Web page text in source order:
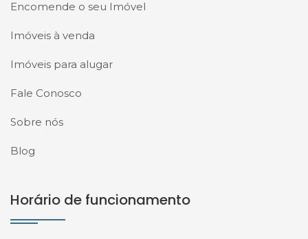
Encomende o seu Imóvel
Imóveis à venda
Imóveis para alugar
Fale Conosco
Sobre nós
Blog
Horário de funcionamento